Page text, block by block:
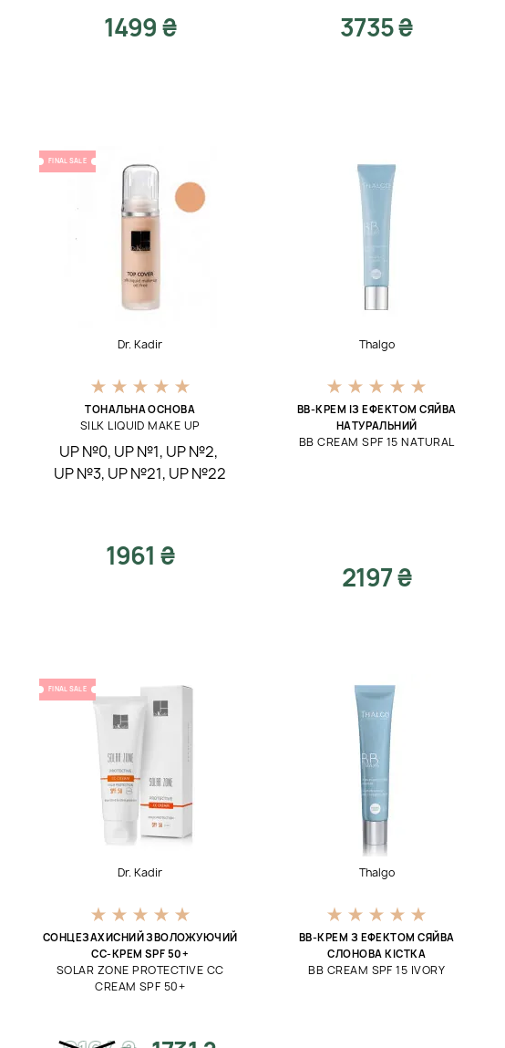
1499 ₴ 3735 ₴
FINAL SALE
Dr. Kadir
ТОНАЛЬНА ОСНОВА
SILK LIQUID MAKE UP
UP №0, UP №1, UP №2,
UP №3, UP №21, UP №22
1961 ₴
Thalgo
ВВ-КРЕМ ІЗ ЕФЕКТОМ СЯЙВА
НАТУРАЛЬНИЙ
BB CREAM SPF 15 NATURAL
2197 ₴
FINAL SALE
Dr. Kadir
СОНЦЕЗАХИСНИЙ ЗВОЛОЖУЮЧИЙ
CC-КРЕМ SPF 50+
SOLAR ZONE PROTECTIVE CC
CREAM SPF 50+
Thalgo
ВВ-КРЕМ З ЕФЕКТОМ СЯЙВА
СЛОНОВА КІСТКА
BB CREAM SPF 15 IVORY